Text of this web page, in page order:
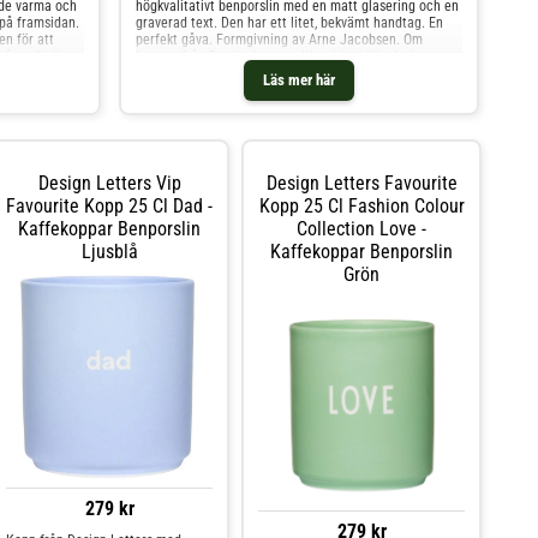
varma och
framsidan.
för att
av Arne
Lekfull,
80 mm.-
diskmaskin.
hos
Läs mer här
högkvalitativt benporslin med en matt glasering och en
graverad text. Den har ett litet, bekvämt handtag. En
perfekt gåva. Formgivning av Arne Jacobsen. Om
Tillverkad av benporslin.- Graverade bokstäver.- Matt
finish.- En perfekt gåva till dig själv eller någon du
tycker om.- Diameter: 80 mm.- Höjd: 85 mm.- Kapacitet:
Muggar & Koppar hos Royal Design.
Design Letters Vip
Favourite Kopp 25 Cl Dad -
Kaffekoppar Benporslin
Ljusblå
279 kr
Design Letters Favourite
Kopp 25 Cl Fashion Colour
Collection Love -
Kaffekoppar Benporslin
Grön
279 kr